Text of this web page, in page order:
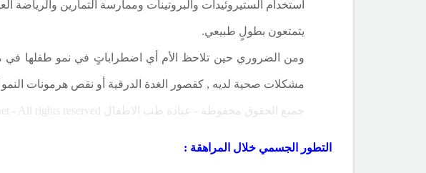
استخدام الستيروئيدات والبروتينات وممارسة التمارين
يتمتعون بطولٍ طبيعي.
مشكلات صحية لديه , كقصور الغدة الدرقية أو نقص هرمونات النمو
جميع الحقوق محفوظة - عيادة طب الاطفال - All rights reserved
التطور الجسمي خلال المراهقة :